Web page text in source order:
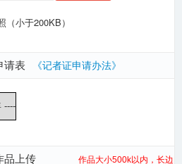
（小于200KB）
请表 《记者证申请办法》
品上传
作品大小500k以内，长边